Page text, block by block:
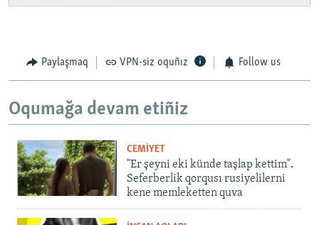
Paylaşmaq VPN-siz oquñız Follow us
Oqumağa devam etiñiz
CEMİYET
"Er şeyni eki künde taşlap kettim".
Seferberlik qorqusı rusiyelilerni
kene memleketten quva